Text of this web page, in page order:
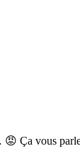
😡 Ça vous